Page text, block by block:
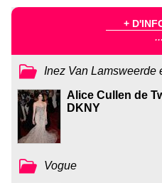
+
...
Inez Van Lamsweerde
Alice Cullen de
DKNY
Vogue